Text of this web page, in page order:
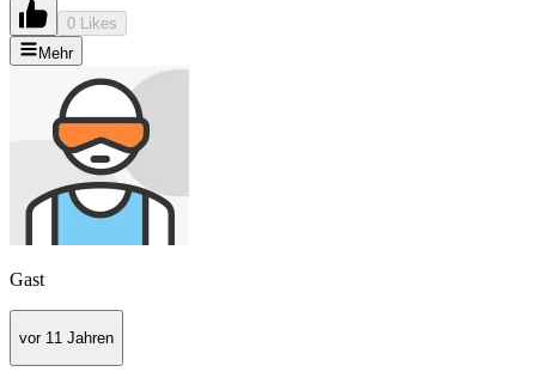
0 Likes
Mehr
Gast
vor 11 Jahren